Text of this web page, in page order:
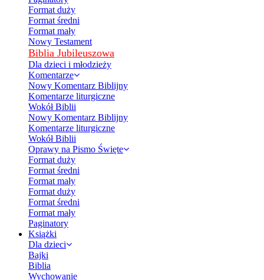
Format duży
Format średni
Format mały
Nowy Testament
Biblia Jubileuszowa
Dla dzieci i młodzieży
Komentarze
Nowy Komentarz Biblijny
Komentarze liturgiczne
Wokół Biblii
Nowy Komentarz Biblijny
Komentarze liturgiczne
Wokół Biblii
Oprawy na Pismo Święte
Format duży
Format średni
Format mały
Format duży
Format średni
Format mały
Paginatory
Książki
Dla dzieci
Bajki
Biblia
Wychowanie